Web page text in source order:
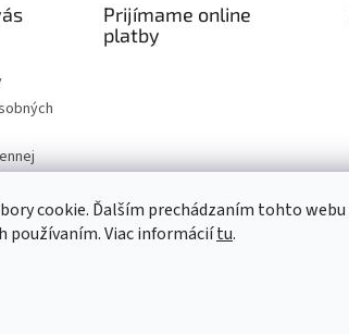
cookie. Ďalším prechádzaním tohto webu
používaním. Viac informáciítu.
Prijímame online
platby
cookies